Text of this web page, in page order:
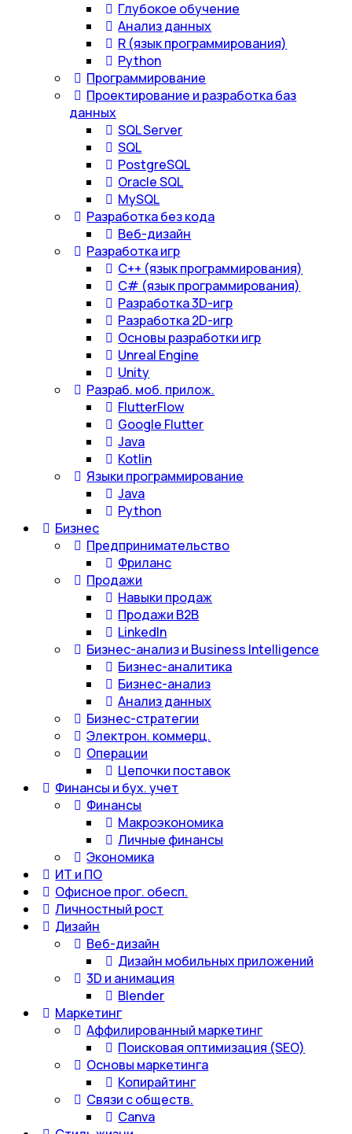
Глубокое обучение
Анализ данных
R (язык программирования)
Python
Программирование
Проектирование и разработка баз
данных
SQL Server
SQL
PostgreSQL
Oracle SQL
MySQL
Разработка без кода
Веб-дизайн
Разработка игр
С++ (язык программирования)
С# (язык программирования)
Разработка 3D-игр
Разработка 2D-игр
Основы разработки игр
Unreal Engine
Unity
Разраб. моб. прилож.
FlutterFlow
Google Flutter
Java
Kotlin
Языки программирование
Java
Python
Бизнес
Предпринимательство
Фриланс
Продажи
Навыки продаж
Продажи B2B
LinkedIn
Бизнес-анализ и Business Intelligence
Бизнес-аналитика
Бизнес-анализ
Анализ данных
Бизнес-стратегии
Электрон. коммерц.
Операции
Цепочки поставок
Финансы и бух. учет
Финансы
Макроэкономика
Личные финансы
Экономика
ИТ и ПО
Офисное прог. обесп.
Личностный рост
Дизайн
Веб-дизайн
Дизайн мобильных приложений
3D и анимация
Blender
Маркетинг
Аффилированный маркетинг
Поисковая оптимизация (SEO)
Основы маркетинга
Копирайтинг
Связи с обществ.
Canva